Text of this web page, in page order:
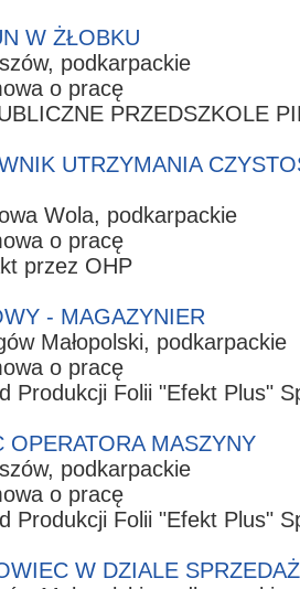
W ŻŁOBKU
podkarpackie
o pracę
PRZEDSZKOLE
UTRZYMANIA
Wola, podkarpackie
o pracę
przez OHP
- MAGAZYNIER
Małopolski, podkarpackie
o pracę
Produkcji Folii "Efekt Plus"
OPERATORA MASZYNY
podkarpackie
o pracę
Produkcji Folii "Efekt Plus"
W DZIALE